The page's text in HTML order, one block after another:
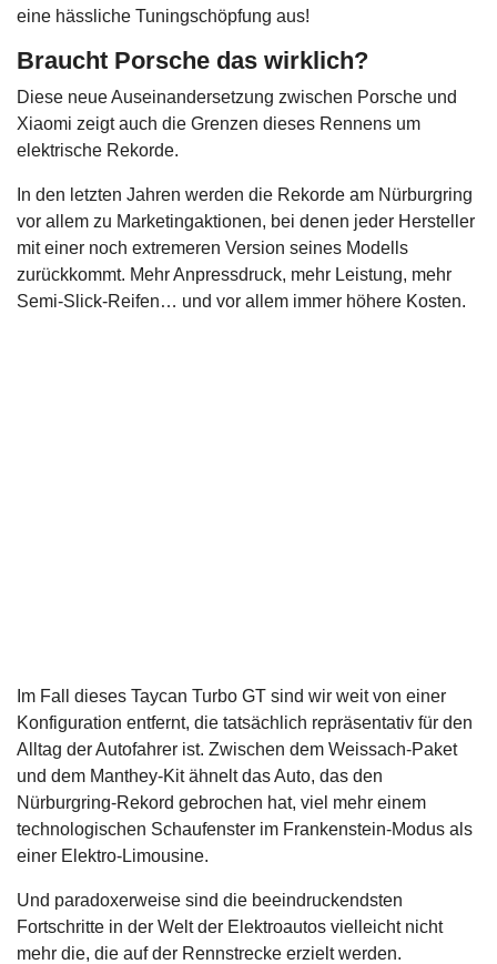
eine hässliche Tuningschöpfung aus!
Braucht Porsche das wirklich?
Diese neue Auseinandersetzung zwischen Porsche und
Xiaomi zeigt auch die Grenzen dieses Rennens um
elektrische Rekorde.
In den letzten Jahren werden die Rekorde am Nürburgring
vor allem zu Marketingaktionen, bei denen jeder Hersteller
mit einer noch extremeren Version seines Modells
zurückkommt. Mehr Anpressdruck, mehr Leistung, mehr
Semi-Slick-Reifen… und vor allem immer höhere Kosten.
Im Fall dieses Taycan Turbo GT sind wir weit von einer
Konfiguration entfernt, die tatsächlich repräsentativ für den
Alltag der Autofahrer ist. Zwischen dem Weissach-Paket
und dem Manthey-Kit ähnelt das Auto, das den
Nürburgring-Rekord gebrochen hat, viel mehr einem
technologischen Schaufenster im Frankenstein-Modus als
einer Elektro-Limousine.
Und paradoxerweise sind die beeindruckendsten
Fortschritte in der Welt der Elektroautos vielleicht nicht
mehr die, die auf der Rennstrecke erzielt werden.